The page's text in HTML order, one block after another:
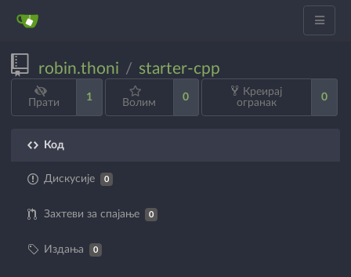
robin.thoni / starter-cpp
Прати
1
Волим
0
Креирај
огранак
0
Код
Дискусије 0
Захтеви за спајање 0
Издања 0